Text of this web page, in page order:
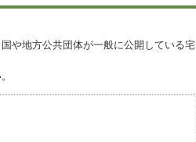
や地方公共団体が一般に公開している宅